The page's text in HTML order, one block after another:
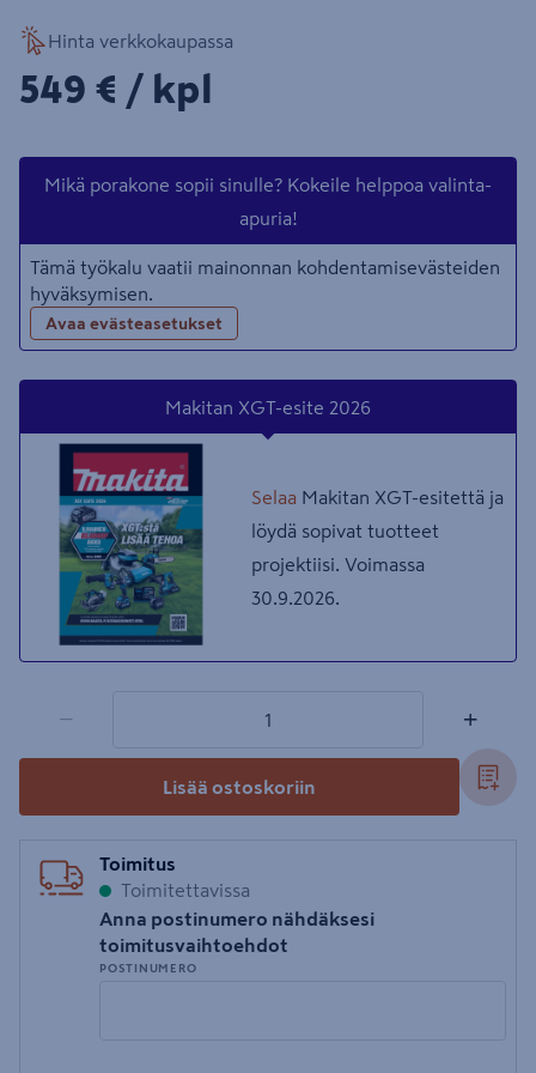
Hinta verkkokaupassa
549€/kpl
549 € / kpl
Mikä porakone sopii sinulle? Kokeile helppoa valinta-
apuria!
Tämä työkalu vaatii mainonnan kohdentamisevästeiden
hyväksymisen.
Avaa evästeasetukset
Makitan XGT-esite 2026
Selaa Makitan XGT-esitettä ja
löydä sopivat tuotteet
projektiisi. Voimassa
30.9.2026.
− +
Lisää ostoskoriin
Toimitus
Toimitettavissa
Anna postinumero nähdäksesi
toimitusvaihtoehdot
POSTINUMERO